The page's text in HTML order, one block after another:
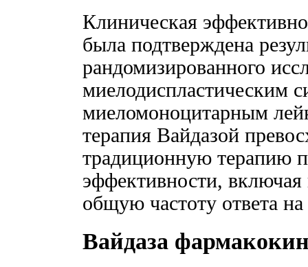
Клиническая
была подтверждена
рандомизированного
миелодиспластическим
миеломоноцитарным
терапия Вайдазой
традиционную терапию
эффективности,
общую частоту ответа на
Вайдаза